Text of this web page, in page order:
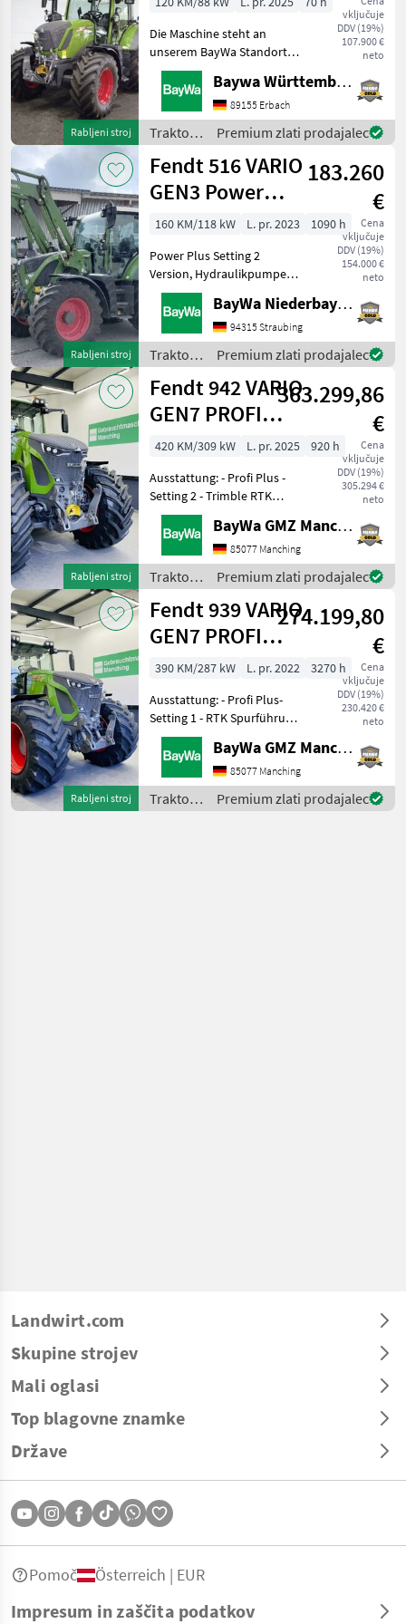
Rabljeni stroj
vključuje
DDV (19%)
107.900 €
neto
Die Maschine steht an
unserem BayWa Standort in
DE-89155 Erbach.Gerne
steht Ihnen Herr Straub
unter Tel.: 07305 173 52 für
Ihre Anfrage zur
Verfügung!Fendt 312 Vario
Baywa Württemberg
89155 Erbach
Traktor /
Fendt
Premium zlati prodajalec
Rabljeni stroj
Fendt 516 VARIO
GEN3 Power
Plus
183.260
€
Cena
vključuje
DDV (19%)
154.000 €
neto
160 KM/118 kW L. pr. 2023
1090 h
Power Plus Setting 2
Version, Hydraulikpumpe
110 l/min, Spurführung RTK
Novatel, Diese Maschine
steht an unserem BayWa
Standort in DE - 84307
Eggenfelden.Gerne steht
BayWa Niederbayern
94315 Straubing
Traktor /
Fendt
Premium zlati prodajalec
Rabljeni stroj
Fendt 942 VARIO
GEN7 PROFI
PLUS S2
363.299,86
€
Cena
vključuje
DDV (19%)
305.294 €
neto
420 KM/309 kW L. pr. 2025
920 h
Ausstattung: - Profi Plus -
Setting 2 - Trimble RTK
Spurführung - Isobus -
Loadsensing - TIM -
220L/min Hydraulikpumpe-
Frontkraftheber (Lage)-
Frontzapfwelle- 1x Dw
BayWa GMZ Manching
85077 Manching
Traktor /
Fendt
Premium zlati prodajalec
Rabljeni stroj
Fendt 939 VARIO
GEN7 PROFI
PLUS S1
274.199,80
€
Cena
vključuje
DDV (19%)
230.420 €
neto
390 KM/287 kW L. pr. 2022
3270 h
Ausstattung: - Profi Plus-
Setting 1 - RTK Spurführung
- Grip Assistent- Isobus -
Loadsensing - Kühlbox -
K80 Zugkugelkupplung -
Hydraulikpumpe 220L/min
- 1x DW Ste
BayWa GMZ Manching
85077 Manching
Traktor /
Fendt
Premium zlati prodajalec
Landwirt.com
Skupine strojev
Mali oglasi
Top blagovne znamke
Države
Impresum in zaščita podatkov
Pomoč Österreich | EUR